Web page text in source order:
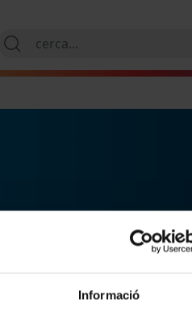
Informació